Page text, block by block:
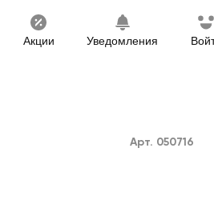
Акции Уведомления
Арт. 050716